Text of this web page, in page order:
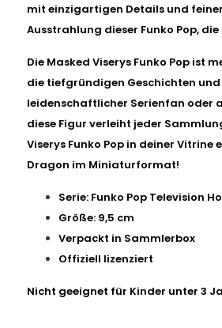
mit einzigartigen Details und
Ausstrahlung dieser Funko Pop,
Die Masked Viserys Funko Pop ist
die tiefgründigen Geschichten
leidenschaftlicher Serienfan oder
diese Figur verleiht jeder
Viserys Funko Pop in deiner
Dragon im Miniaturformat!
Serie: Funko Pop Television
Größe: 9,5 cm
Verpackt in Sammlerbox
Offiziell lizenziert
Nicht geeignet für Kinder unter 3